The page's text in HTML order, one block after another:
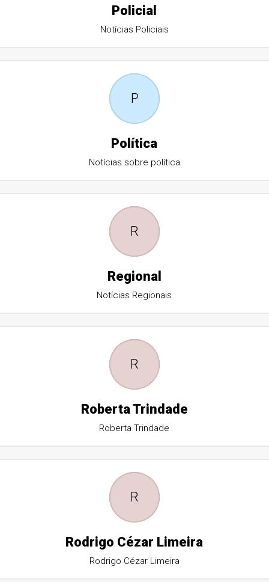
Policial
Notícias Policiais
P
Política
Notícias sobre política
R
Regional
Notícias Regionais
R
Roberta Trindade
Roberta Trindade
R
Rodrigo Cézar Limeira
Rodrigo Cézar Limeira